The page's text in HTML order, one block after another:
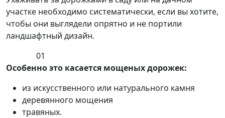
участке необходимо систематически, если вы хотите,
чтобы они выглядели опрятно и не портили
ландшафтный дизайн.
01
Особенно это касается мощеных дорожек:
из искусственного или натурального камня
деревянного мощения
травяных.